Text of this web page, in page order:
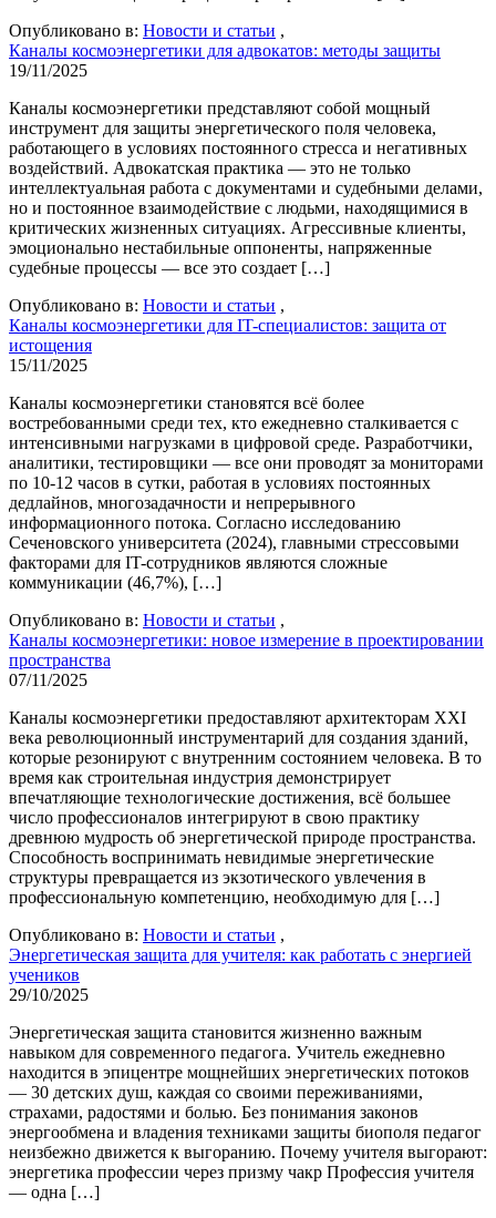
Опубликовано в: Новости и статьи ,
Каналы космоэнергетики для адвокатов: методы защиты
19/11/2025
Каналы космоэнергетики представляют собой мощный
инструмент для защиты энергетического поля человека,
работающего в условиях постоянного стресса и негативных
воздействий. Адвокатская практика — это не только
интеллектуальная работа с документами и судебными делами,
но и постоянное взаимодействие с людьми, находящимися в
критических жизненных ситуациях. Агрессивные клиенты,
эмоционально нестабильные оппоненты, напряженные
судебные процессы — все это создает […]
Опубликовано в: Новости и статьи ,
Каналы космоэнергетики для IT-специалистов: защита от
истощения
15/11/2025
Каналы космоэнергетики становятся всё более
востребованными среди тех, кто ежедневно сталкивается с
интенсивными нагрузками в цифровой среде. Разработчики,
аналитики, тестировщики — все они проводят за мониторами
по 10-12 часов в сутки, работая в условиях постоянных
дедлайнов, многозадачности и непрерывного
информационного потока. Согласно исследованию
Сеченовского университета (2024), главными стрессовыми
факторами для IT-сотрудников являются сложные
коммуникации (46,7%), […]
Опубликовано в: Новости и статьи ,
Каналы космоэнергетики: новое измерение в проектировании
пространства
07/11/2025
Каналы космоэнергетики предоставляют архитекторам XXI
века революционный инструментарий для создания зданий,
которые резонируют с внутренним состоянием человека. В то
время как строительная индустрия демонстрирует
впечатляющие технологические достижения, всё большее
число профессионалов интегрируют в свою практику
древнюю мудрость об энергетической природе пространства.
Способность воспринимать невидимые энергетические
структуры превращается из экзотического увлечения в
профессиональную компетенцию, необходимую для […]
Опубликовано в: Новости и статьи ,
Энергетическая защита для учителя: как работать с энергией
учеников
29/10/2025
Энергетическая защита становится жизненно важным
навыком для современного педагога. Учитель ежедневно
находится в эпицентре мощнейших энергетических потоков
— 30 детских душ, каждая со своими переживаниями,
страхами, радостями и болью. Без понимания законов
энергообмена и владения техниками защиты биополя педагог
неизбежно движется к выгоранию. Почему учителя выгорают:
энергетика профессии через призму чакр Профессия учителя
— одна […]